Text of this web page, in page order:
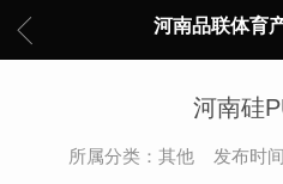
河南品联体育
河南硅
所属分类：其他 发布时